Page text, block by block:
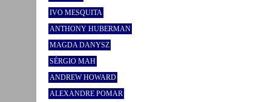
IVO MESQUITA
ANTHONY HUBERMAN
MAGDA DANYSZ
SÉRGIO MAH
ANDREW HOWARD
ALEXANDRE POMAR